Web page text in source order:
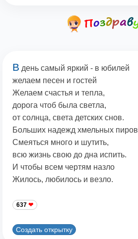
В день самый яркий - в юбилей
желаем песен и гостей
Желаем счастья и тепла,
дорога чтоб была светла,
от солнца, света детских снов.
Больших надежд хмельных пиров
Смеяться много и шутить,
всю жизнь свою до дна испить.
И чтобы всем чертям назло
Жилось, любилось и везло.
637
Создать открытку